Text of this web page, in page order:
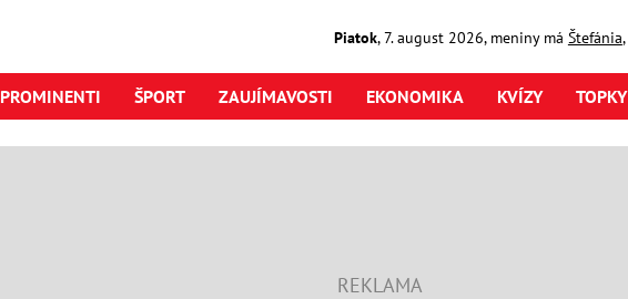
Piatok,7. august2026, meniny má Štefánia
PROMINENTI ŠPORT ZAUJÍMAVOSTI EKONOMIKA KVÍZY